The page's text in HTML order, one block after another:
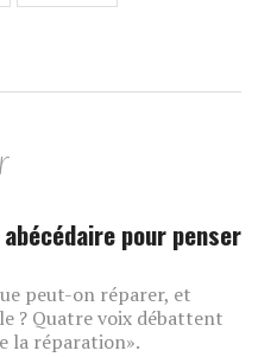
pour penser
peut-on réparer, et
? Quatre voix débattent
la réparation».